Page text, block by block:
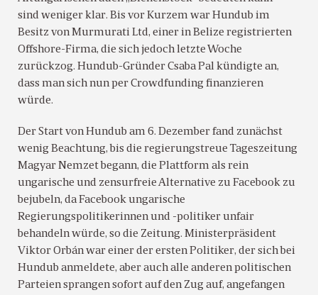
sind weniger klar. Bis vor Kurzem war Hundub im
Besitz von Murmurati Ltd, einer in Belize registrierten
Offshore-Firma, die sich jedoch letzte Woche
zurückzog. Hundub-Gründer Csaba Pal kündigte an,
dass man sich nun per Crowdfunding finanzieren
würde.
Der Start von Hundub am 6. Dezember fand zunächst
wenig Beachtung, bis die regierungstreue Tageszeitung
Magyar Nemzet begann, die Plattform als rein
ungarische und zensurfreie Alternative zu Facebook zu
bejubeln, da Facebook ungarische
Regierungspolitikerinnen und -politiker unfair
behandeln würde, so die Zeitung. Ministerpräsident
Viktor Orbán war einer der ersten Politiker, der sich bei
Hundub anmeldete, aber auch alle anderen politischen
Parteien sprangen sofort auf den Zug auf, angefangen